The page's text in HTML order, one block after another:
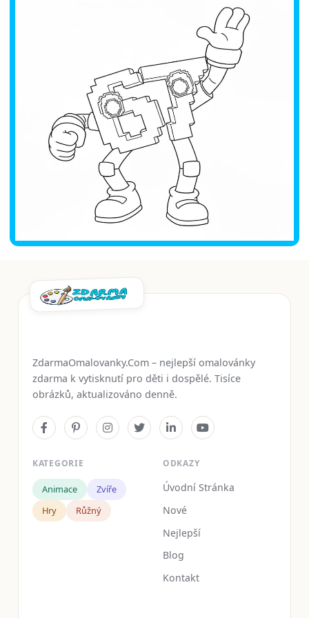
ZdarmaOmalovanky.Com – nejlepší omalovánky
zdarma k vytisknutí pro děti i dospělé. Tisíce
obrázků, aktualizováno denně.
KATEGORIE
Animace
Zvíře
Hry
Růžný
ODKAZY
Úvodní Stránka
Nové
Nejlepší
Blog
Kontakt